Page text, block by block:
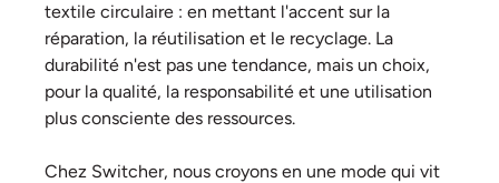
textile circulaire : en mettant l'accent sur la
réparation, la réutilisation et le recyclage. La
durabilité n'est pas une tendance, mais un choix,
pour la qualité, la responsabilité et une utilisation
plus consciente des ressources.
Chez Switcher, nous croyons en une mode qui vit